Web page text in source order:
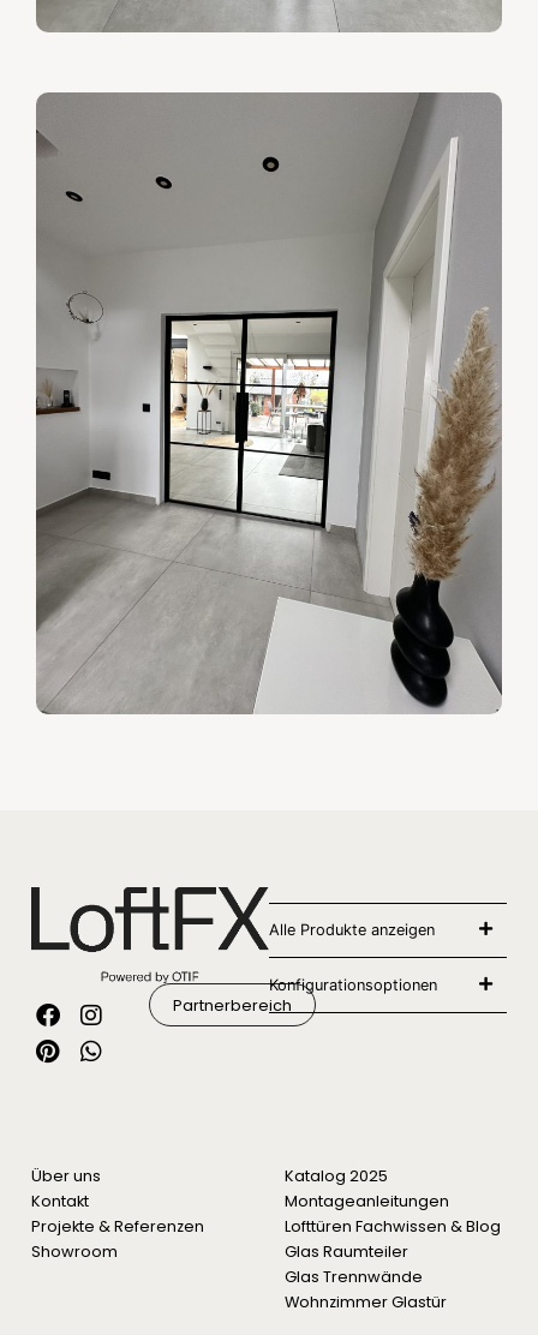
Partnerbereich
Alle Produkte anzeigen
Konfigurationsoptionen
Über uns
Kontakt
Projekte & Referenzen
Showroom
Katalog 2025
Montageanleitungen
Lofttüren Fachwissen & Blog
Glas Raumteiler
Glas Trennwände
Wohnzimmer Glastür